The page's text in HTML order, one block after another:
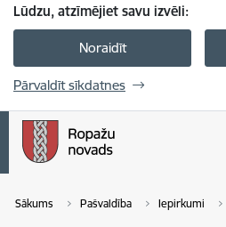
Lūdzu, atzīmējiet savu izvēli:
Noraidīt
Pārvaldīt sīkdatnes
Sākums Pašvaldība Iepirkumi